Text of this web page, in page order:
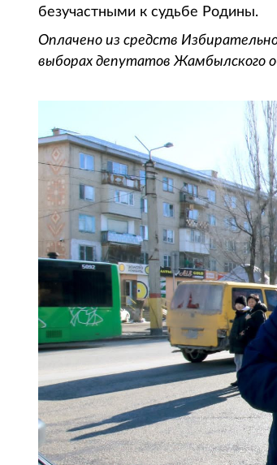
безучастными к судьбе Родины.
Оплачено из средств
выборах депутатов Жамбылского